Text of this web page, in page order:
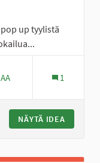
up tyylistä
1
NÄYTÄ IDEA